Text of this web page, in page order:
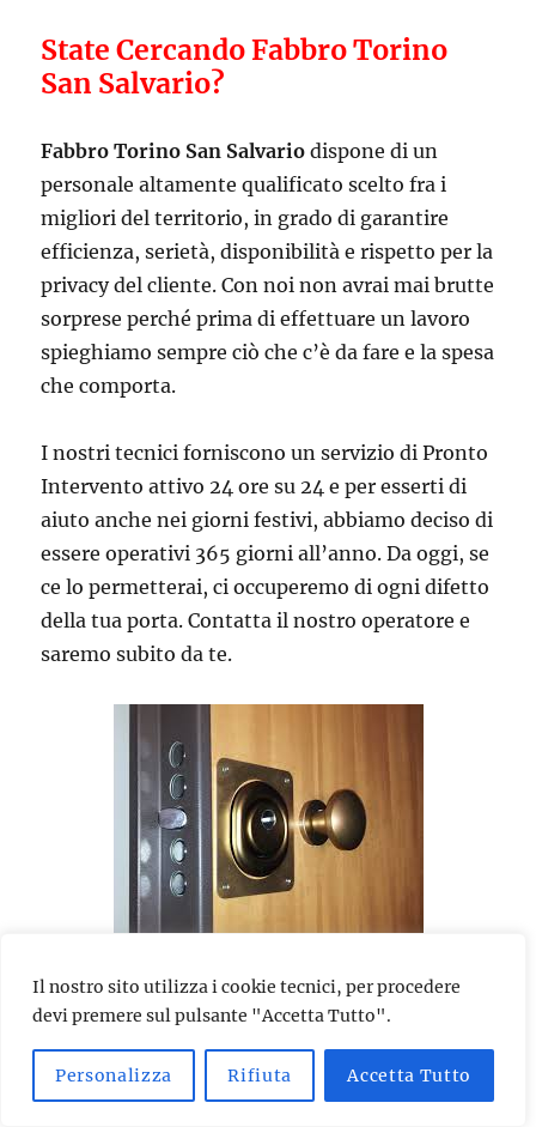
Il nostro sito utilizza i cookie tecnici, per procedere
devi premere sul pulsante "Accetta Tutto".
Personalizza Rifiuta Accetta Tutto
State Cercando Fabbro Torino
San Salvario?
Fabbro Torino San Salvario dispone di un
personale altamente qualificato scelto fra i
migliori del territorio, in grado di garantire
efficienza, serietà, disponibilità e rispetto per la
privacy del cliente. Con noi non avrai mai brutte
sorprese perché prima di effettuare un lavoro
spieghiamo sempre ciò che c’è da fare e la spesa
che comporta.
I nostri tecnici forniscono un servizio di Pronto
Intervento attivo 24 ore su 24 e per esserti di
aiuto anche nei giorni festivi, abbiamo deciso di
essere operativi 365 giorni all’anno. Da oggi, se
ce lo permetterai, ci occuperemo di ogni difetto
della tua porta. Contatta il nostro operatore e
saremo subito da te.
Se hai subito un tentativo di effrazione, se la
porta si è chiusa accidentalmente, se ti hanno
rubato le chiavi di casa o le hai perse, se vuoi
installare una serratura di ultima generazione,